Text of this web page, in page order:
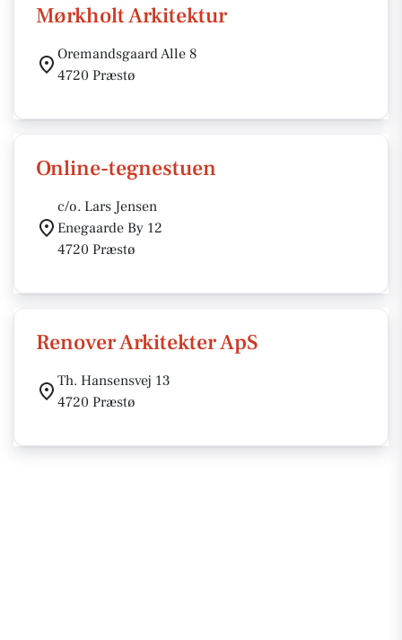
Mørkholt Arkitektur
Oremandsgaard Alle 8
4720 Præstø
Online-tegnestuen
c/o. Lars Jensen
Enegaarde By 12
4720 Præstø
Renover Arkitekter ApS
Th. Hansensvej 13
4720 Præstø